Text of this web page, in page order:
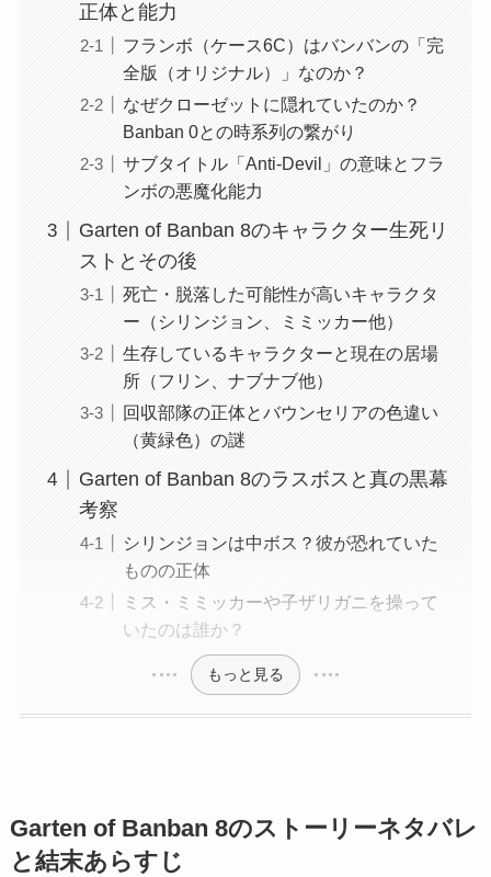
正体と能力
フランボ（ケース6C）はバンバンの「完
全版（オリジナル）」なのか？
なぜクローゼットに隠れていたのか？
Banban 0との時系列の繋がり
サブタイトル「Anti-Devil」の意味とフラ
ンボの悪魔化能力
Garten of Banban 8のキャラクター生死リ
ストとその後
死亡・脱落した可能性が高いキャラクタ
ー（シリンジョン、ミミッカー他）
生存しているキャラクターと現在の居場
所（フリン、ナブナブ他）
回収部隊の正体とバウンセリアの色違い
（黄緑色）の謎
Garten of Banban 8のラスボスと真の黒幕
考察
シリンジョンは中ボス？彼が恐れていた
ものの正体
ミス・ミミッカーや子ザリガニを操って
いたのは誰か？
もっと見る
Garten of Banban 8のストーリーネタバレ
と結末あらすじ